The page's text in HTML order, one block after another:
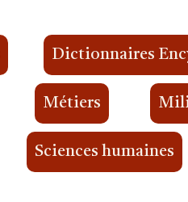
Dictionnaires
Métiers
Sciences humaines